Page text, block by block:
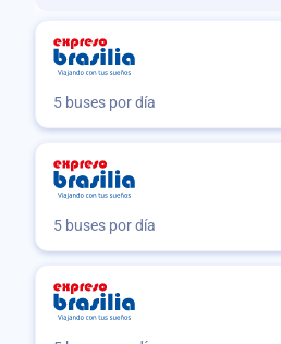
5 buses por día
5 buses por día